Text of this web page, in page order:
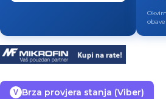
V Brza provjera stanja (Viber)